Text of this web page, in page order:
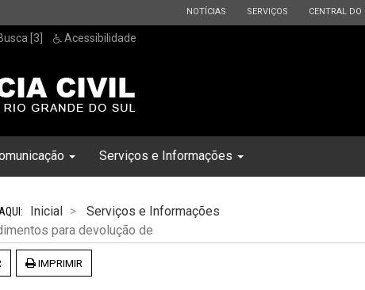
ESTADO
NOTÍCIAS ESTADO
SERVIÇOS ESTADO
CENTRAL DO
[3] Acessibilidade
Serviços e Informações
Inicial
Serviços e Informações
para devolução de
IMPRIMIR